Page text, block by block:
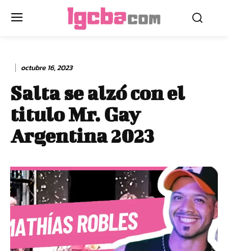
octubre 16, 2023
Salta se alzó con el
titulo Mr. Gay
Argentina 2023